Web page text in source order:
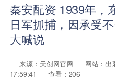
秦安配资 1939年，
日军抓捕，因承受
大喊说
来源：天创网官网 网站：出
17:59:41
查看：206